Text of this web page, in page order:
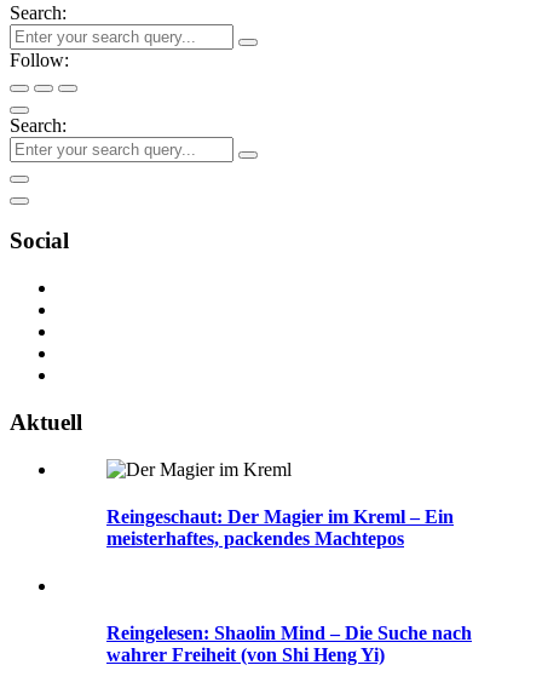
Search:
Follow:
Search:
Social
Aktuell
Reingeschaut: Der Magier im Kreml – Ein
meisterhaftes, packendes Machtepos
Reingelesen: Shaolin Mind – Die Suche nach
wahrer Freiheit (von Shi Heng Yi)